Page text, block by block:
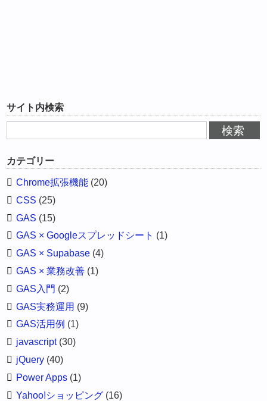
サイト内検索
カテゴリー
Chrome拡張機能 (20)
CSS (25)
GAS (15)
GAS × Googleスプレッドシート (1)
GAS × Supabase (4)
GAS × 業務改善 (1)
GAS入門 (2)
GAS実務運用 (9)
GAS活用例 (1)
javascript(30)
jQuery (40)
Power Apps (1)
Yahoo!ショッピング (16)